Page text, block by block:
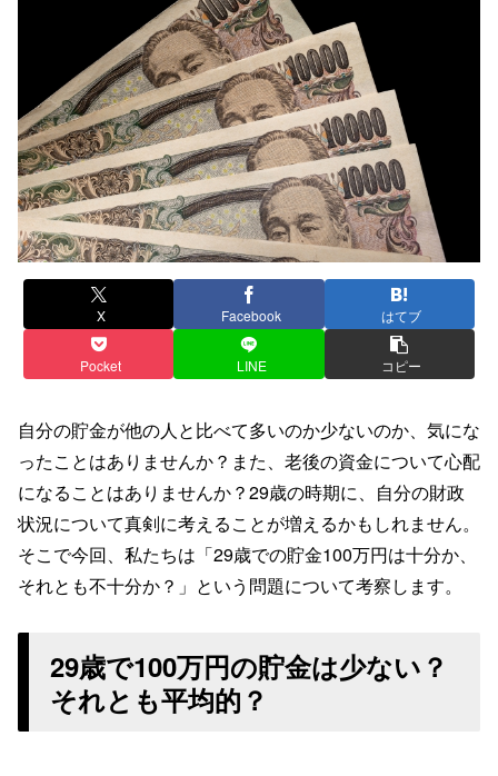
X Facebook はてブ
Pocket LINE コピー
自分の貯金が他の人と比べて多いのか少ないのか、気にな
ったことはありませんか？また、老後の資金について心配
になることはありませんか？29歳の時期に、自分の財政
状況について真剣に考えることが増えるかもしれません。
そこで今回、私たちは「29歳での貯金100万円は十分か、
それとも不十分か？」という問題について考察します。
29歳で100万円の貯金は少ない？
それとも平均的？